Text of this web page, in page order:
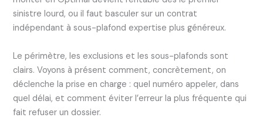
sinistre lourd, ou il faut basculer sur un contrat
indépendant à sous-plafond expertise plus généreux.
Le périmètre, les exclusions et les sous-plafonds sont
clairs. Voyons à présent comment, concrètement, on
déclenche la prise en charge : quel numéro appeler, dans
quel délai, et comment éviter l’erreur la plus fréquente qui
fait refuser un dossier.